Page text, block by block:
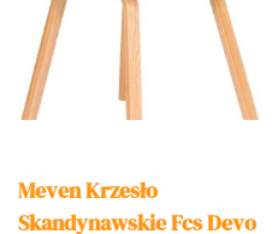
Meven Krzesło
Skandynawskie Fcs Devo